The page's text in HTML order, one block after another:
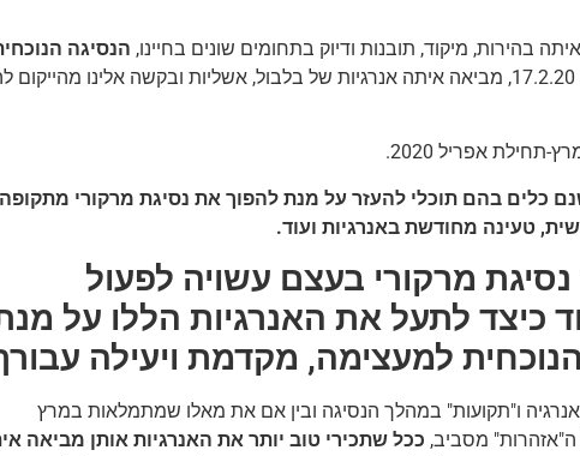
בהירות, מיקוד, תובנות ודיוק בתחומים שונים בחיינו, הנסיגה
מרקורי במזל דגים, אשר מתחילה ב 17.2.20, מביאה איתה אנרגיות של בלבול, אשליות ובקשה אלינו
תחילת אפריל 2020.
כלים בהם תוכלי להעזר על מנת להפוך את נסיגת מרקורי מתקופה
טעינה מחודשת באנרגיות ועוד.
נסיגת מרקורי בעצם עשויה לפעול
כיצד לתעל את האנרגיות הללו על
למעצימה, מקדמת ויעילה
ו"תקועות" במהלך הנסיגה ובין אם את מאלו שמתמלאות במרץ
ה"אזהרות" מסביב, ככל שתכירי טוב יותר את האנרגיות אותן מביאה